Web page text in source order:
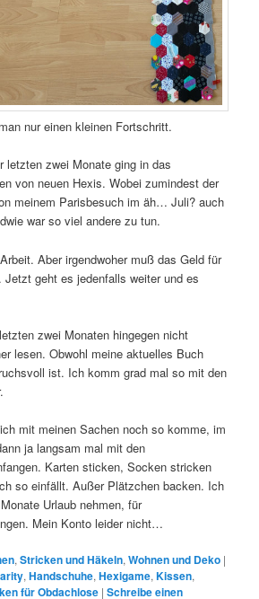
nur einen kleinen Fortschritt.
letzten zwei Monate ging in das
von neuen Hexis. Wobei zumindest der
meinem Parisbesuch im äh… Juli? auch
war so viel andere zu tun.
Aber irgendwoher muß das Geld für
geht es jedenfalls weiter und es
zwei Monaten hingegen nicht
lesen. Obwohl meine aktuelles Buch
ist. Ich komm grad mal so mit den
mit meinen Sachen noch so komme, im
ja langsam mal mit den
Karten sticken, Socken stricken
so einfällt. Außer Plätzchen backen. Ich
Urlaub nehmen, für
Mein Konto leider nicht…
,Stricken und Häkeln,Wohnen und Deko |
,Handschuhe,Hexigame,Kissen,
für Obdachlose |Schreibe einen